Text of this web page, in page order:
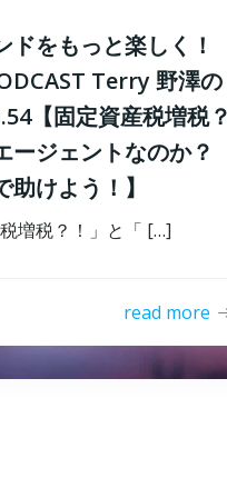
ドをもっと楽しく！
Terry 野澤の
【固定資産税増税
ージェントなのか？
けよう！】
増税？！」と「 […]
read more